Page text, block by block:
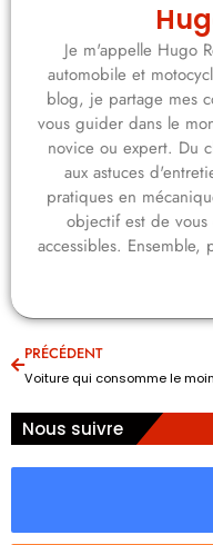
Je m'appelle Hugo
automobile et
blog, je partage mes
vous guider dans le
novice ou expert. Du
aux astuces
pratiques en
objectif est de
accessibles. Ensemble,
PRÉCÉDENT
Nous suivre